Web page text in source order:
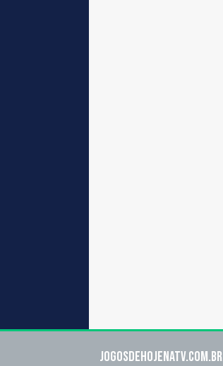
Jogosdehojenatv.com.br